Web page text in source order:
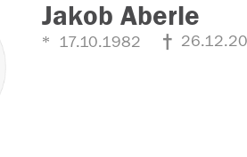
Jakob Aberle
17.10.1982